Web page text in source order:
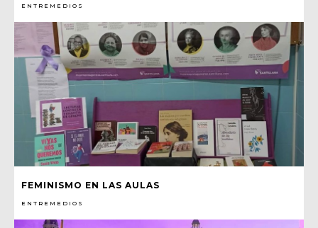
ENTREMEDIOS
FEMINISMO EN LAS AULAS
ENTREMEDIOS